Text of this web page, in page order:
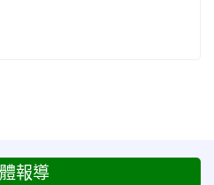
報導